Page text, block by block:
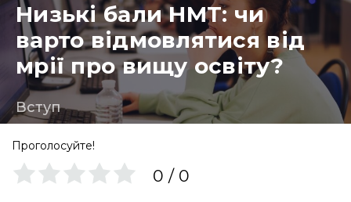
Низькі бали НМТ: чи
варто відмовлятися від
мрії про вищу освіту?
Вступ
Проголосуйте!
0 / 0